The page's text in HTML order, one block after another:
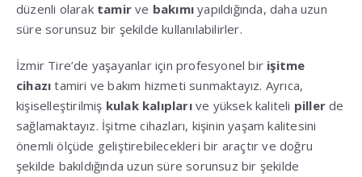
düzenli olarak tamir ve bakımı yapıldığında, daha uzun
süre sorunsuz bir şekilde kullanılabilirler.
İzmir Tire’de yaşayanlar için profesyonel bir işitme
cihazı tamiri ve bakım hizmeti sunmaktayız. Ayrıca,
kişiselleştirilmiş kulak kalıplarıve yüksek kaliteli piller de
sağlamaktayız. İşitme cihazları, kişinin yaşam kalitesini
önemli ölçüde geliştirebilecekleri bir araçtır ve doğru
şekilde bakıldığında uzun süre sorunsuz bir şekilde